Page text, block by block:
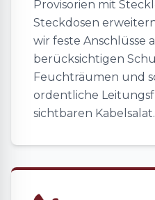
Provisorien mit
Steckdosen
wir feste Anschlüsse
berücksichtigen
Feuchträumen und
ordentliche
sichtbaren Kabelsalat.